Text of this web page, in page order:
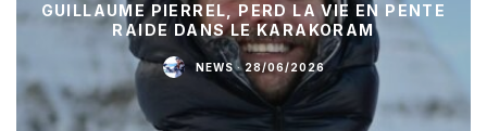
GUILLAUME PIERREL, PERD LA VIE EN PENTE
RAIDE DANS LE KARAKORAM
NEWS · 28/06/2026